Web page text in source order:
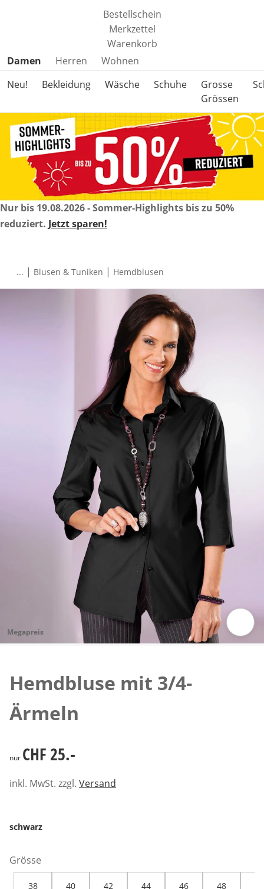
Bestellschein
Merkzettel
Warenkorb
Produktkategorien überspringen
Damen Herren
Wohnen
Neu!
Bekleidung Wäsche Schuhe
Grosse
Grössen
Nur bis 19.08.2026 - Sommer-Highlights bis zu 50%
reduziert. Jetzt sparen!
... | Blusen & Tuniken | Hemdblusen
Megapreis
Hemdbluse mit 3/4-
Ärmeln
CHF 25.-
nur CHF 25.-
inkl. MwSt. zzgl. Versand
schwarz
Grösse
38 40 42 44 46 48